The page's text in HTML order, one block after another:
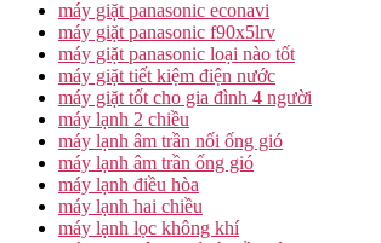
máy giặt panasonic econavi
máy giặt panasonic f90x5lrv
máy giặt panasonic loại nào tốt
máy giặt tiết kiệm điện nước
máy giặt tốt cho gia đình 4 người
máy lạnh 2 chiều
máy lạnh âm trần nối ống gió
máy lạnh âm trần ống gió
máy lạnh điều hòa
máy lạnh hai chiều
máy lạnh lọc không khí